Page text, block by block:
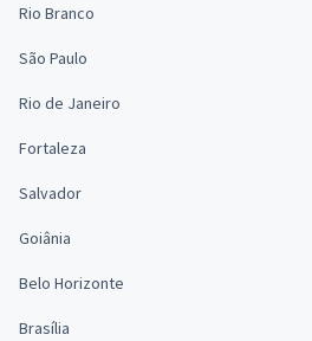
Rio Branco
São Paulo
Rio de Janeiro
Fortaleza
Salvador
Goiânia
Belo Horizonte
Brasília